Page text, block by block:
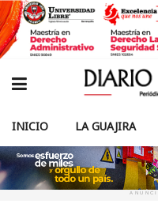
INICIO LA GUAJIRA